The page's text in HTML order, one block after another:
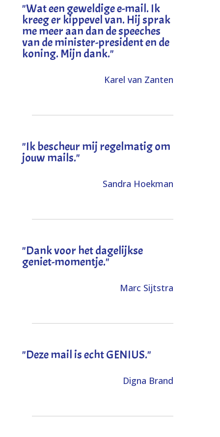
"Wat een geweldige e-mail. Ik
kreeg er kippevel van. Hij sprak
me meer aan dan de speeches
van de minister-president en de
koning. Mijn dank."
Karel van Zanten
"Ik bescheur mij regelmatig om
jouw mails."
Sandra Hoekman
"Dank voor het dagelijkse
geniet-momentje."
Marc Sijtstra
"Deze mail is echt GENIUS."
Digna Brand